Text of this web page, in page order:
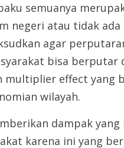
semuanya
negeri atau tidak
agar
bisa berputar
multiplier effect yang
wilayah.
dampak yang
karena ini yang